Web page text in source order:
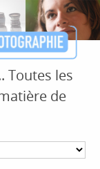
Toutes les
de